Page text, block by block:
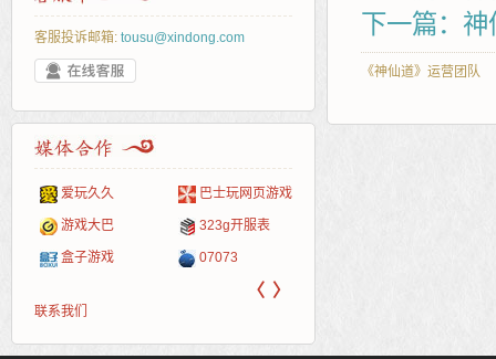
客服投诉邮箱: tousu@xindong.com
爱玩久久 巴士玩网页游戏
游戏大巴 323g开服表
盒子游戏 07073
〈 〉
联系我们
下一篇：
《神仙道》运营团队